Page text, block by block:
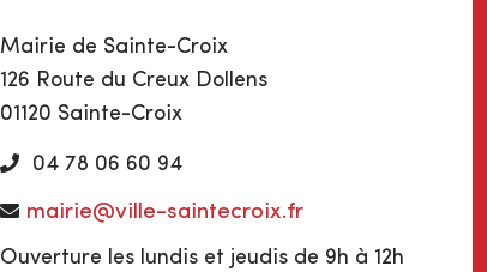
Mairie de Sainte-Croix
126 Route du Creux Dollens
01120 Sainte-Croix
04 78 06 60 94
mairie@ville-saintecroix.fr
Ouverture les lundis et jeudis de 9h à 12h